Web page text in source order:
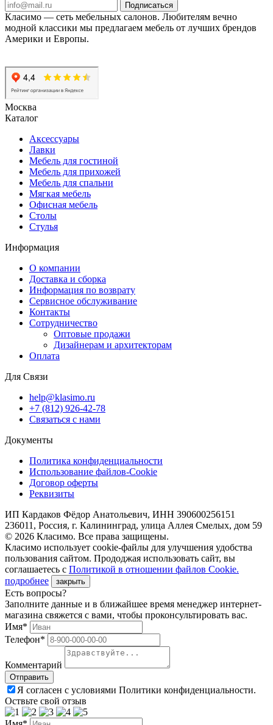
Подписаться
Класимо — cеть мебельных салонов. Любителям вечно
модной классики мы предлагаем мебель от лучших брендов
Америки и Европы.
Москва
Каталог
Аксессуары
Лавки
Мебель для гостиной
Мебель для прихожей
Мебель для спальни
Мягкая мебель
Офисная мебель
Столы
Стулья
Информация
О компании
Доставка и сборка
Информация по возврату
Сервисное обслуживание
Контакты
Сотрудничество
Оптовые продажи
Дизайнерам и архитекторам
Оплата
Для Связи
help@klasimo.ru
+7 (812) 926-42-78
Связаться с нами
Документы
Политика конфиденциальности
Использование файлов-Cookie
Договор оферты
Реквизиты
ИП Кардаков Фёдор Анатольевич, ИНН 390600256151
236011, Россия, г. Калининград, улица Аллея Смелых, дом 59
© 2026 Класимо. Все права защищены.
Класимо использует cookie-файлы для улучшения удобства
пользования сайтом. Прододжая использовать сайт, вы
соглашаетесь с Политикой в отношении файлов Сookie.
подробнее
закрыть
Есть вопросы?
Заполните данные и в ближайшее время менеджер интернет-
магазина свяжется с вами, чтобы проконсультировать вас.
Имя*
Телефон*
Комментарий
Я согласен с условиями Политики конфиденциальности.
Оствьте свой отзыв